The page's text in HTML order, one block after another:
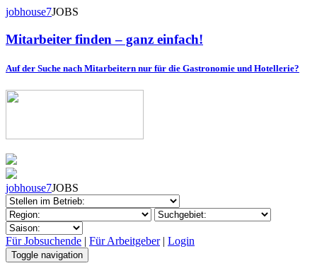
jobhouse7JOBS
Mitarbeiter finden – ganz einfach!
Auf der Suche nach Mitarbeitern nur für die Gastronomie und Hotellerie?
jobhouse7JOBS
Für Jobsuchende | Für Arbeitgeber| Login
Toggle navigation